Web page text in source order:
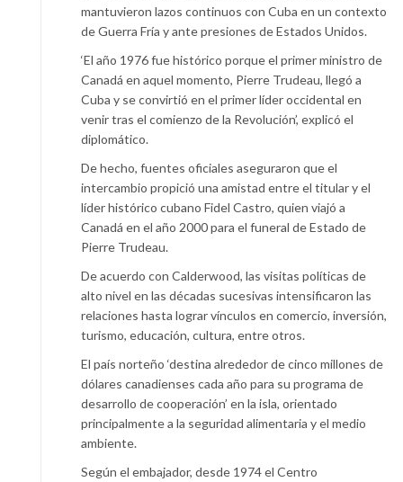
mantuvieron lazos continuos con Cuba en un contexto
de Guerra Fría y ante presiones de Estados Unidos.
‘El año 1976 fue histórico porque el primer ministro de
Canadá en aquel momento, Pierre Trudeau, llegó a
Cuba y se convirtió en el primer líder occidental en
venir tras el comienzo de la Revolución’, explicó el
diplomático.
De hecho, fuentes oficiales aseguraron que el
intercambio propició una amistad entre el titular y el
líder histórico cubano Fidel Castro, quien viajó a
Canadá en el año 2000 para el funeral de Estado de
Pierre Trudeau.
De acuerdo con Calderwood, las visitas políticas de
alto nivel en las décadas sucesivas intensificaron las
relaciones hasta lograr vínculos en comercio, inversión,
turismo, educación, cultura, entre otros.
El país norteño ‘destina alrededor de cinco millones de
dólares canadienses cada año para su programa de
desarrollo de cooperación’ en la isla, orientado
principalmente a la seguridad alimentaria y el medio
ambiente.
Según el embajador, desde 1974 el Centro